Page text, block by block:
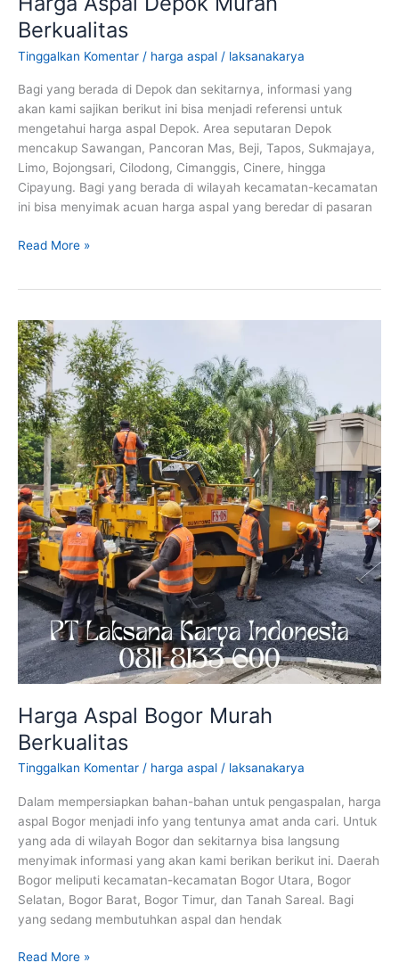
Berkualitas
Tinggalkan Komentar / harga aspal / laksanakarya
Bagi yang berada di Depok dan sekitarnya, informasi yang
akan kami sajikan berikut ini bisa menjadi referensi untuk
mengetahui harga aspal Depok. Area seputaran Depok
mencakup Sawangan, Pancoran Mas, Beji, Tapos, Sukmajaya,
Limo, Bojongsari, Cilodong, Cimanggis, Cinere, hingga
Cipayung. Bagi yang berada di wilayah kecamatan-kecamatan
ini bisa menyimak acuan harga aspal yang beredar di pasaran
Harga
Berkualitas
Read More »
Harga Aspal Bogor Murah
Berkualitas
Tinggalkan Komentar / harga aspal / laksanakarya
Dalam mempersiapkan bahan-bahan untuk pengaspalan, harga
aspal Bogor menjadi info yang tentunya amat anda cari. Untuk
yang ada di wilayah Bogor dan sekitarnya bisa langsung
menyimak informasi yang akan kami berikan berikut ini. Daerah
Bogor meliputi kecamatan-kecamatan Bogor Utara, Bogor
Selatan, Bogor Barat, Bogor Timur, dan Tanah Sareal. Bagi
yang sedang membutuhkan aspal dan hendak
Harga
Read More »